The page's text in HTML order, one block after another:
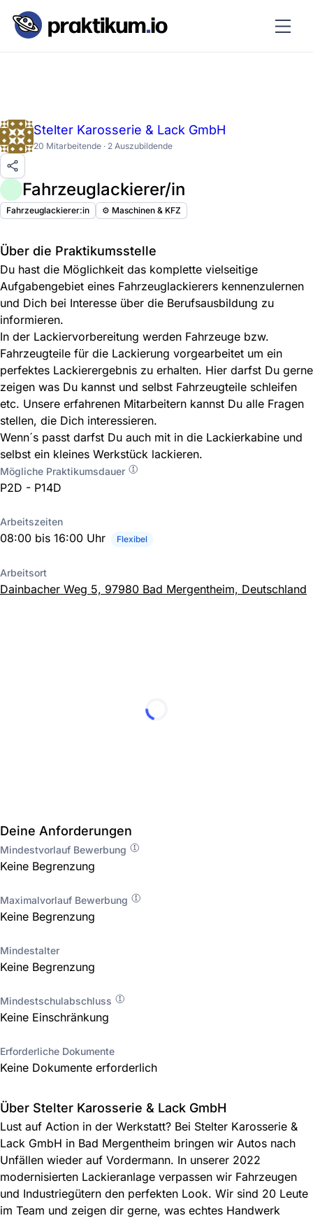
Stelter Karosserie & Lack GmbH
20 Mitarbeitende · 2 Auszubildende
Fahrzeuglackierer/in
Fahrzeuglackierer:in ⚙️ Maschinen & KFZ
Über die Praktikumsstelle
Du hast die Möglichkeit das komplette vielseitige
Aufgabengebiet eines Fahrzeuglackierers kennenzulernen
und Dich bei Interesse über die Berufsausbildung zu
informieren.
In der Lackiervorbereitung werden Fahrzeuge bzw.
Fahrzeugteile für die Lackierung vorgearbeitet um ein
perfektes Lackierergebnis zu erhalten. Hier darfst Du gerne
zeigen was Du kannst und selbst Fahrzeugteile schleifen
etc. Unsere erfahrenen Mitarbeitern kannst Du alle Fragen
stellen, die Dich interessieren.
Wenn´s passt darfst Du auch mit in die Lackierkabine und
selbst ein kleines Werkstück lackieren.
Mögliche Praktikumsdauer
P2D - P14D
Arbeitszeiten
08:00 bis 16:00 Uhr Flexibel
Arbeitsort
Dainbacher Weg 5, 97980 Bad Mergentheim, Deutschland
Deine Anforderungen
Mindestvorlauf Bewerbung
Keine Begrenzung
Maximalvorlauf Bewerbung
Keine Begrenzung
Mindestalter
Keine Begrenzung
Mindestschulabschluss
Keine Einschränkung
Erforderliche Dokumente
Keine Dokumente erforderlich
Über Stelter Karosserie & Lack GmbH
Lust auf Action in der Werkstatt? Bei Stelter Karosserie &
Lack GmbH in Bad Mergentheim bringen wir Autos nach
Unfällen wieder auf Vordermann. In unserer 2022
modernisierten Lackieranlage verpassen wir Fahrzeugen
und Industriegütern den perfekten Look. Wir sind 20 Leute
im Team und zeigen dir gerne, was echtes Handwerk